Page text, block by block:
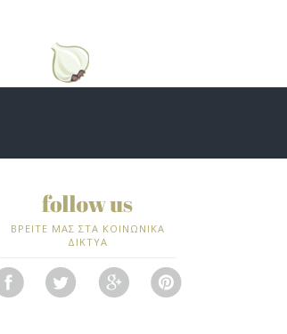
ΒΡΕΙΤΕ ΜΑΣ ΣΤΑ ΚΟΙΝΩΝΙΚΑ
ΔΙΚΤΥΑ